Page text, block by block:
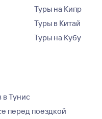
Туры на Кипр
Туры в Китай
Туры на Кубу
в Тунис
перед поездкой